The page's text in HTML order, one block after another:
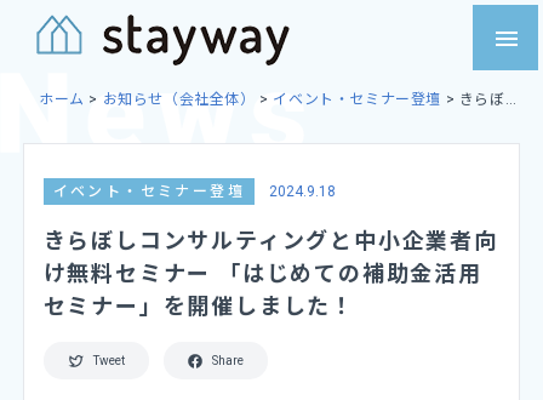
menu
ホーム > お知らせ（会社全体） > イベント・セミナー登壇 >
イベント・セミナー登壇 2024.9.18
きらぼしコンサルティングと中小企業者向
け無料セミナー 「はじめての補助金活用
セミナー」を開催しました！
Tweet Share